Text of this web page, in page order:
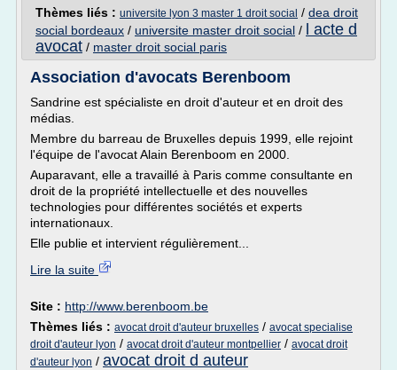
Thèmes liés : universite lyon 3 master 1 droit social / dea droit
social bordeaux / universite master droit social /
l acte d
avocat / master droit social paris
Association d'avocats Berenboom
Sandrine est spécialiste en droit d'auteur et en droit des
médias.
Membre du barreau de Bruxelles depuis 1999, elle rejoint
l'équipe de l'avocat Alain Berenboom en 2000.
Auparavant, elle a travaillé à Paris comme consultante en
droit de la propriété intellectuelle et des nouvelles
technologies pour différentes sociétés et experts
internationaux.
Elle publie et intervient régulièrement...
Lire la suite
Site : http://www.berenboom.be
Thèmes liés : avocat droit d'auteur bruxelles / avocat specialise
droit d'auteur lyon / avocat droit d'auteur montpellier / avocat droit
d'auteur lyon / avocat droit d auteur